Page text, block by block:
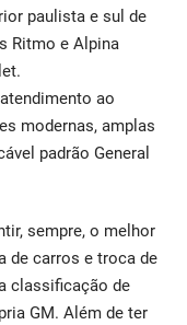
paulista e sul de
Ritmo e Alpina
ao
modernas, amplas
padrão General
sempre, o melhor
de carros e troca de
classificação de
GM. Além de ter